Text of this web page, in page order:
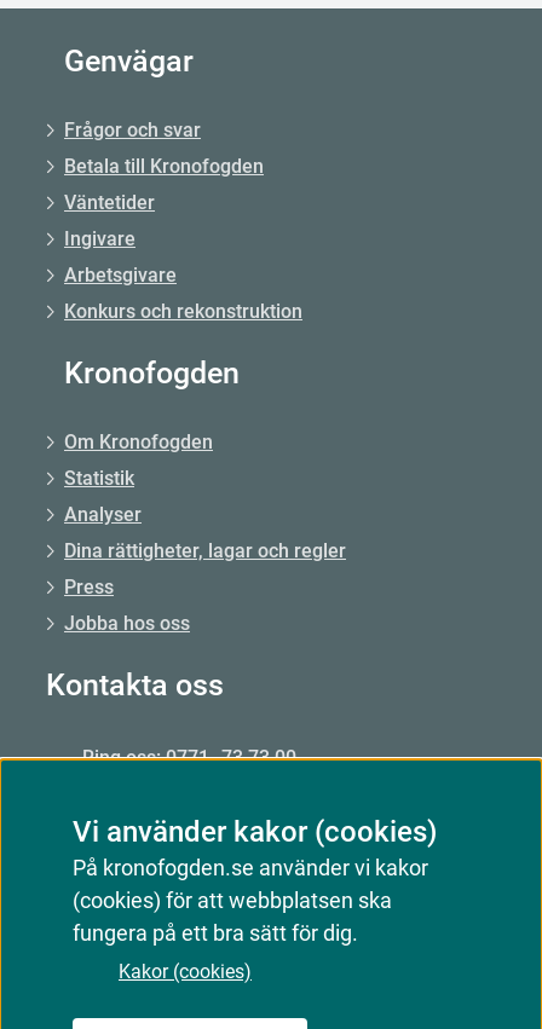
Vi använder kakor (cookies)
På kronofogden.se använder vi kakor
(cookies) för att webbplatsen ska
fungera på ett bra sätt för dig.
Kakor (cookies)
Genvägar
Frågor och svar
Betala till Kronofogden
Väntetider
Ingivare
Arbetsgivare
Konkurs och rekonstruktion
Kronofogden
Om Kronofogden
Statistik
Analyser
Dina rättigheter, lagar och regler
Press
Jobba hos oss
Kontakta oss
Ring oss: 0771–73 73 00
Öppet: mån–fre 09.00–15.00
Mejla oss
Kontakta oss